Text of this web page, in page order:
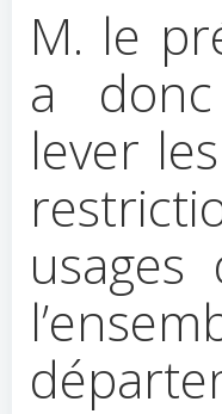
M. le
a
lever
usages